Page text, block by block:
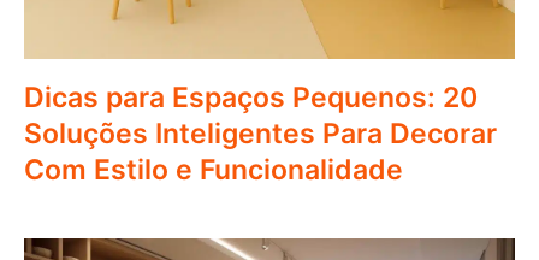
Dicas para Espaços Pequenos: 20
Soluções Inteligentes Para Decorar
Com Estilo e Funcionalidade